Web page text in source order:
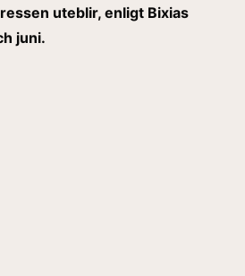
uteblir, enligt Bixias
juni.